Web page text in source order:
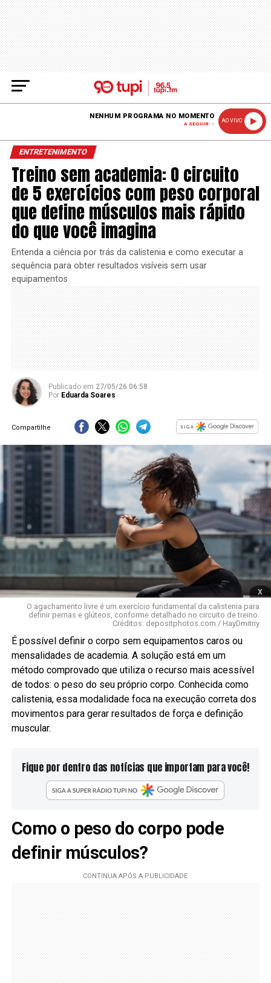
NENHUM PROGRAMA NO MOMENTO
A SEGUIR: -
AO VIVO
ENTRETENIMENTO
Treino sem academia: O circuito
de 5 exercícios com peso corporal
que define músculos mais rápido
do que você imagina
Entenda a ciência por trás da calistenia e como executar a
sequência para obter resultados visíveis sem usar
equipamentos
Publicado em 27/05/26 06:58
Por Eduarda Soares
Compartilhe
x
O agachamento livre é um exercício fundamental da calistenia para
definir pernas e glúteos, conforme detalhado no circuito de treino.
Créditos: depositphotos.com / HayDmitriy
É possível definir o corpo sem equipamentos caros ou
mensalidades de academia. A solução está em um
método comprovado que utiliza o recurso mais acessível
de todos: o peso do seu próprio corpo. Conhecida como
calistenia, essa modalidade foca na execução correta dos
movimentos para gerar resultados de força e definição
muscular.
Fique por dentro das notícias que importam para você!
Como o peso do corpo pode
definir músculos?